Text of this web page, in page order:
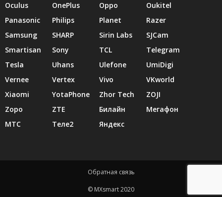
Oculus
OnePlus Oppo
Oukitel
Panasonic
Philips Planet
Razer
Samsung
SHARP Sirin Labs
SJCam
Smartisan
Sony TCL
Telegram
Tesla
Uhans Ulefone
UmiDigi
Vernee
Vertex Vivo
VKworld
Xiaomi
YotaPhone Zhor Tech
ZOJI
Zopo
ZTE Билайн
Мегафон
МТС
Теле2 Яндекс
Обратная связь
© MXsmart 2020